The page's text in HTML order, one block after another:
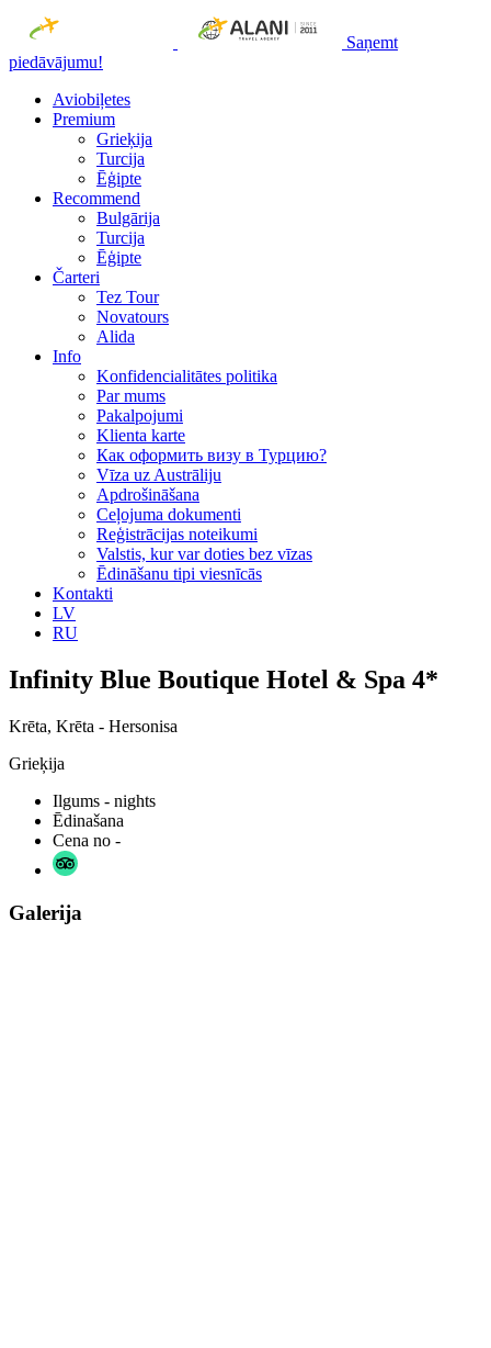
Saņemt
piedāvājumu!
Aviobiļetes
Premium
Grieķija
Turcija
Ēģipte
Recommend
Bulgārija
Turcija
Ēģipte
Čarteri
Tez Tour
Novatours
Alida
Info
Konfidencialitātes politika
Par mums
Рakalpojumi
Klienta karte
Как оформить визу в Турцию?
Vīza uz Austrāliju
Apdrošināšana
Ceļojuma dokumenti
Reģistrācijas noteikumi
Valstis, kur var doties bez vīzas
Ēdināšanu tipi viesnīcās
Kontakti
LV
RU
Infinity Blue Boutique Hotel & Spa 4*
Krēta, Krēta - Hersonisa
Grieķija
Ilgums - nights
Ēdinašana
Cena no -
Galerija